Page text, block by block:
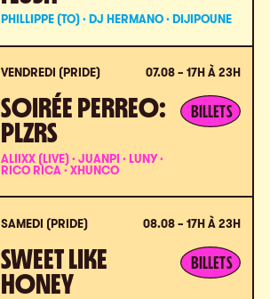
PHILLIPPE (TO) · DJ HERMANO · DIJIPOUNE
VENDREDI (PRIDE) 07.08 – 17H À 23H
SOIRÉE PERREO:
PLZRS
ALIIXX (LIVE) · JUANPI · LUNY ·
RICO RICA · XHUNCO
BILLETS
SAMEDI (PRIDE) 08.08 – 17H À 23H
SWEET LIKE
HONEY
BILLETS